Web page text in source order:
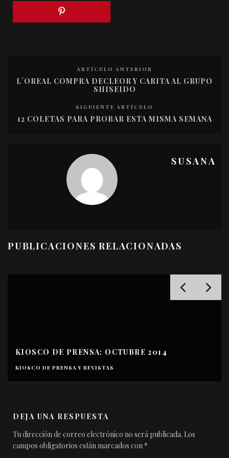
ARTÍCULO ANTERIOR
L´OREAL COMPRA DECLEOR Y CARITA AL GRUPO
SHISEIDO
SIGUIENTE ARTÍCULO
12 COLETAS PARA PROBAR ESTA MISMA SEMANA
SUSANA
PUBLICACIONES RELACIONADAS
2014 KIOSCO DE PRENSA:
KIOSCO DE PRENSA Y REVISTAS
DEJA UNA RESPUESTA
Tu dirección de correo electrónico no será publicada. Los
campos obligatorios están marcados con *